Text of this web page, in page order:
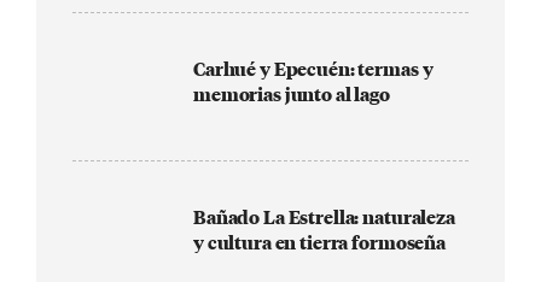
Carhué y Epecuén: termas y
memorias junto al lago
Bañado La Estrella: naturaleza
y cultura en tierra formoseña